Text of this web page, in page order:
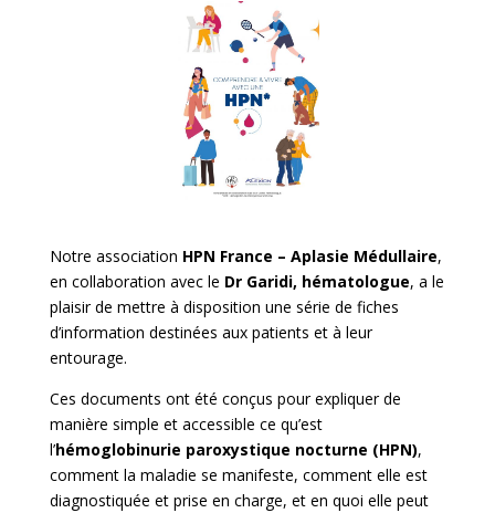
Notre association HPN France – Aplasie Médullaire,
en collaboration avec le Dr Garidi, hématologue, a le
plaisir de mettre à disposition une série de fiches
d’information destinées aux patients et à leur
entourage.
Ces documents ont été conçus pour expliquer de
manière simple et accessible ce qu’est
l’hémoglobinurie paroxystique nocturne (HPN),
comment la maladie se manifeste, comment elle est
diagnostiquée et prise en charge, et en quoi elle peut